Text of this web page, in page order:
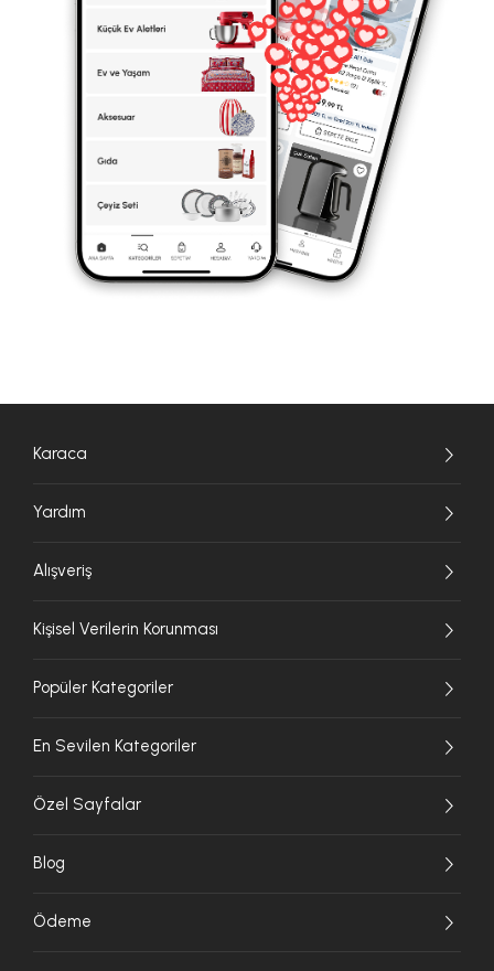
Karaca
Yardım
Alışveriş
Kişisel Verilerin Korunması
Popüler Kategoriler
En Sevilen Kategoriler
Özel Sayfalar
Blog
Ödeme